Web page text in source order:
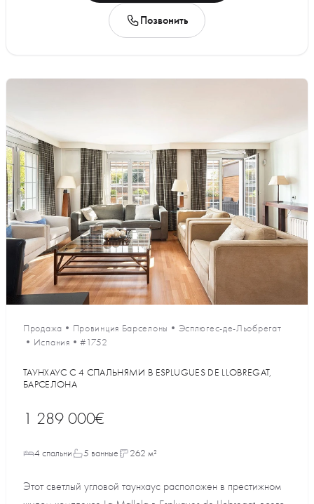
Позвонить
Продажа • Провинция Барселоны • Эсплюгес-де-Льобрегат
• Испания •#1752
ТАУНХАУС С 4 СПАЛЬНЯМИ В ESPLUGUES DE LLOBREGAT,
БАРСЕЛОНА
1 289 000€
4 спальни 5 ванные 262 м²
Этот светлый угловой таунхаус расположен в престижном